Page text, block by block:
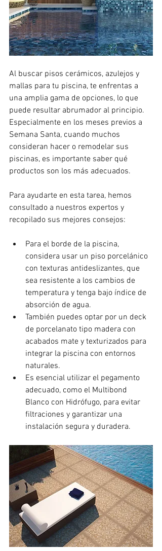
Al buscar pisos cerámicos, azulejos y
mallas para tu piscina, te enfrentas a
una amplia gama de opciones, lo que
puede resultar abrumador al principio.
Especialmente en los meses previos a
Semana Santa, cuando muchos
consideran hacer o remodelar sus
piscinas, es importante saber qué
productos son los más adecuados.
Para ayudarte en esta tarea, hemos
consultado a nuestros expertos y
recopilado sus mejores consejos:
Para el borde de la piscina,
considera usar un piso porcelánico
con texturas antideslizantes, que
sea resistente a los cambios de
temperatura y tenga bajo índice de
absorción de agua.
También puedes optar por un deck
de porcelanato tipo madera con
acabados mate y texturizados para
integrar la piscina con entornos
naturales.
Es esencial utilizar el pegamento
adecuado, como el Multibond
Blanco con Hidrófugo, para evitar
filtraciones y garantizar una
instalación segura y duradera.